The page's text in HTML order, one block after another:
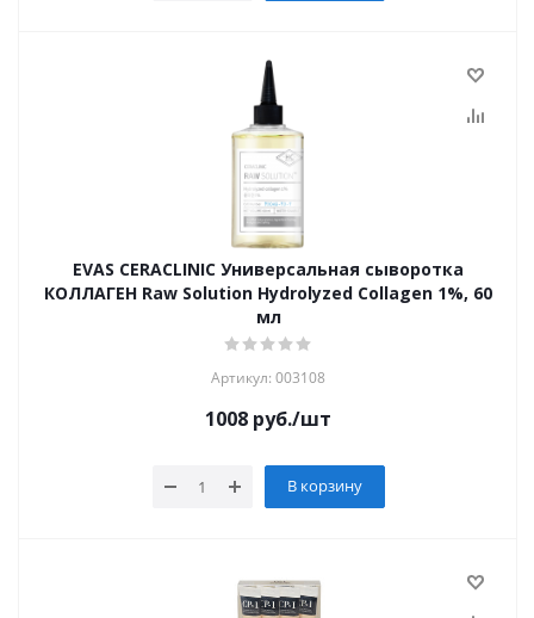
EVAS CERACLINIC Универсальная сыворотка
КОЛЛАГЕН Raw Solution Hydrolyzed Collagen 1%, 60
мл
Артикул: 003108
1008 руб./шт
В корзину